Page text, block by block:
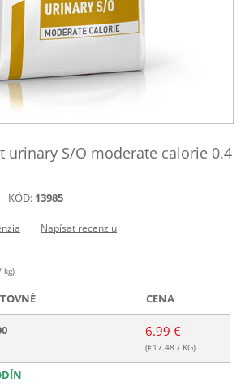
urinary S/O moderate calorie 0.4
KÓD: 13985
Napísať recenziu
kg)
CENA
6.99 €
(€17.48 / KG)